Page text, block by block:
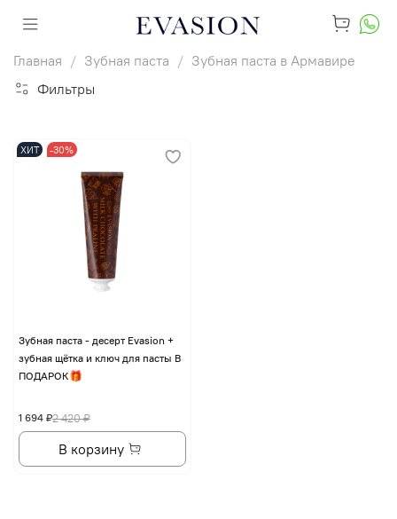
Главная Зубная паста
Зубная паста в Армавире
Фильтры
ХИТ -30%
Зубная паста - десерт Evasion +
зубная щётка и ключ для пасты В
ПОДАРОК🎁
2 420 ₽
1 694 ₽
В корзину